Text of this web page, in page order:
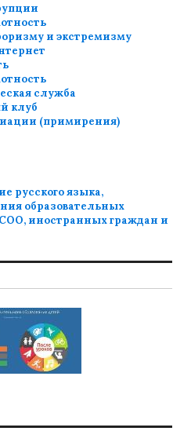
и экстремизму
служба
клуб
(примирения)
русского языка,
образовательных
иностранных граждан и